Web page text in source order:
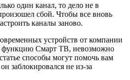
один канал, то дело не в
сбой. Чтобы все вновь
каналы заново.
устройств от компании
Смарт ТВ, невозможно
способы могут помочь вам
заблокировался не из-за